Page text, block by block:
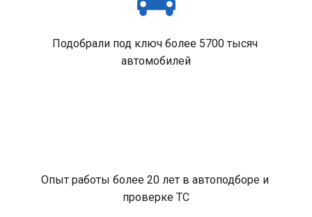
Подобрали под ключ более 5700 тысяч
автомобилей
Опыт работы более 20 лет в автоподборе и
проверке ТС